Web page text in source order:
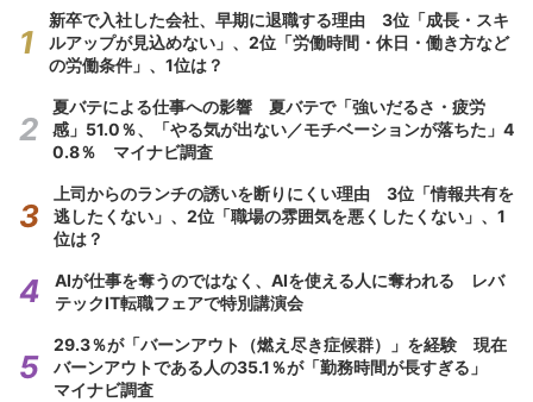
新卒で入社した会社、早期に退職する理由 3位「成長・スキ
ルアップが見込めない」、2位「労働時間・休日・働き方など
の労働条件」、1位は？
夏バテによる仕事への影響 夏バテで「強いだるさ・疲労
感」51.0％、「やる気が出ない／モチベーションが落ちた」4
0.8％ マイナビ調査
上司からのランチの誘いを断りにくい理由 3位「情報共有を
逃したくない」、2位「職場の雰囲気を悪くしたくない」、1
位は？
AIが仕事を奪うのではなく、AIを使える人に奪われる レバ
テックIT転職フェアで特別講演会
29.3％が「バーンアウト（燃え尽き症候群）」を経験 現在
バーンアウトである人の35.1％が「勤務時間が長すぎる」
マイナビ調査